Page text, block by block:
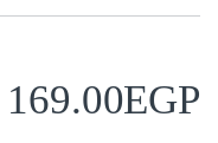
169.00EGP